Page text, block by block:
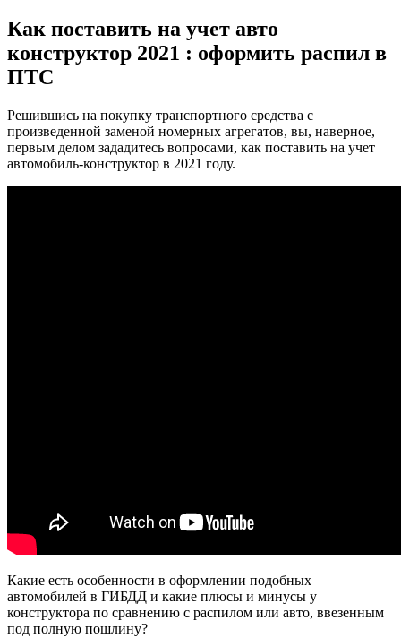
Как поставить на учет авто
конструктор 2021 : оформить распил в
ПТС
Решившись на покупку транспортного средства с
произведенной заменой номерных агрегатов, вы, наверное,
первым делом зададитесь вопросами, как поставить на учет
автомобиль-конструктор в 2021 году.
Какие есть особенности в оформлении подобных
автомобилей в ГИБДД и какие плюсы и минусы у
конструктора по сравнению с распилом или авто, ввезенным
под полную пошлину?